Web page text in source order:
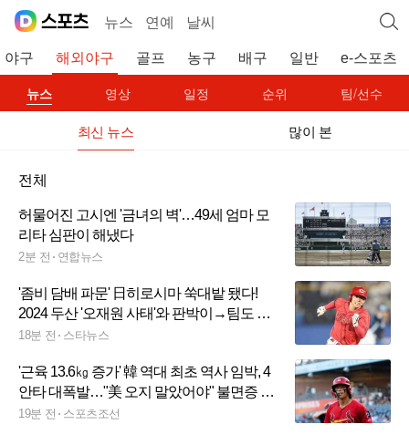
뉴스 연예 날씨
야구 해외야구 골프 농구 배구 일반 e-스포츠
뉴스 영상 일정 순위 팀/선수
최신 뉴스 많이 본
전체
허물어진 고시엔 '금녀의 벽'…49세 엄마 모
리타 심판이 해냈다
2분 전 연합뉴스
'좀비 담배 파문' 日히로시마 쑥대밭 됐다!
2024 두산 '오재원 사태'와 판박이→팀도 최
하위 추락
18분 전 스타뉴스
'근육 13.6㎏ 증가' 韓 역대 최초 역사 임박, 4
안타 대폭발…"美 오지 말았어야" 불면증 시
달린 유망주 맞나
19분 전 스포츠조선